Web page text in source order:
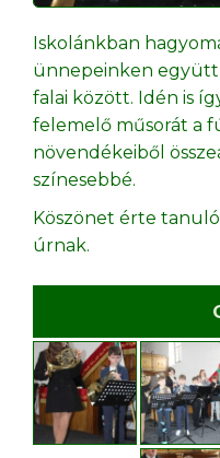
Iskolánkban
ünnepeinken
falai között. Idén is
felemelő műsorát a
növendékeiből
színesebbé.
Köszönet érte
úrnak.